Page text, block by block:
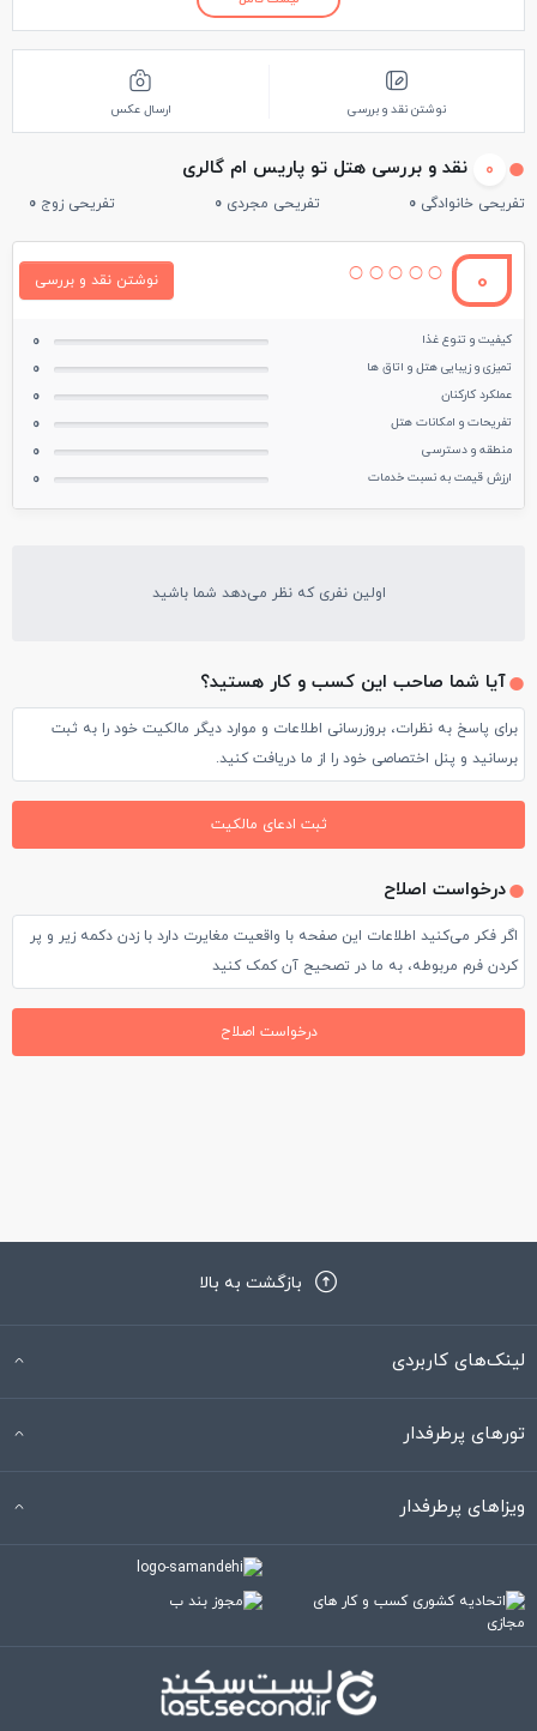
نوشتن نقد و بررسی ارسال عکس
0 نقد و بررسی هتل تو پاریس ام گالری
تفریحی خانوادگی 0 تفریحی مجردی 0 تفریحی زوج 0
0 نوشتن نقد و بررسی
کیفیت و تنوع غذا 0
تمیزی و زیبایی هتل و اتاق ها 0
عملکرد کارکنان 0
تفریحات و امکانات هتل 0
منطقه و دسترسی 0
ارزش قیمت به نسبت خدمات 0
اولین نفری که نظر می‌دهد شما باشید
آیا شما صاحب این کسب و کار هستید؟
برای پاسخ به نظرات، بروزرسانی اطلاعات و موارد دیگر مالکیت خود را به ثبت
برسانید و پنل اختصاصی خود را از ما دریافت کنید.
ثبت ادعای مالکیت
درخواست اصلاح
اگر فکر می‌کنید اطلاعات این صفحه با واقعیت مغایرت دارد با زدن دکمه زیر و پر
کردن فرم مربوطه، به ما در تصحیح آن کمک کنید
درخواست اصلاح
بازگشت به بالا
لینک‌های کاربردی
تورهای پرطرفدار
ویزاهای پرطرفدار